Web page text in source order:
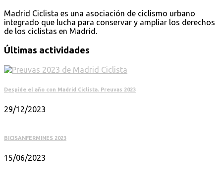
Madrid Ciclista es una asociación de ciclismo urbano
integrado que lucha para conservar y ampliar los derechos
de los ciclistas en Madrid.
Últimas actividades
Despide el año con Madrid Ciclista. Preuvas 2023
29/12/2023
BICISANFERMINES 2023
15/06/2023